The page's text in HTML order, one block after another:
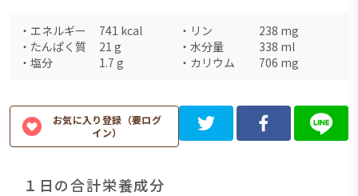
・ エネルギー 741 kcal ・ リン 238 mg
・ たんぱく質 21 g ・ 水分量 338 ml
・ 塩分 1.7 g ・ カリウム 706 mg
お気に入り登録（要ログ
イン）
１日の合計栄養成分